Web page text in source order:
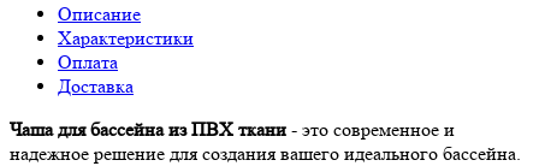
Описание
Характеристики
Оплата
Доставка
Чаша для бассейна из ПВХ ткани - это современное и
надежное решение для создания вашего идеального бассейна.